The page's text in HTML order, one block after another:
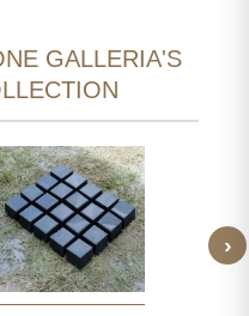
GALLERIA'S
PAVÉ
›